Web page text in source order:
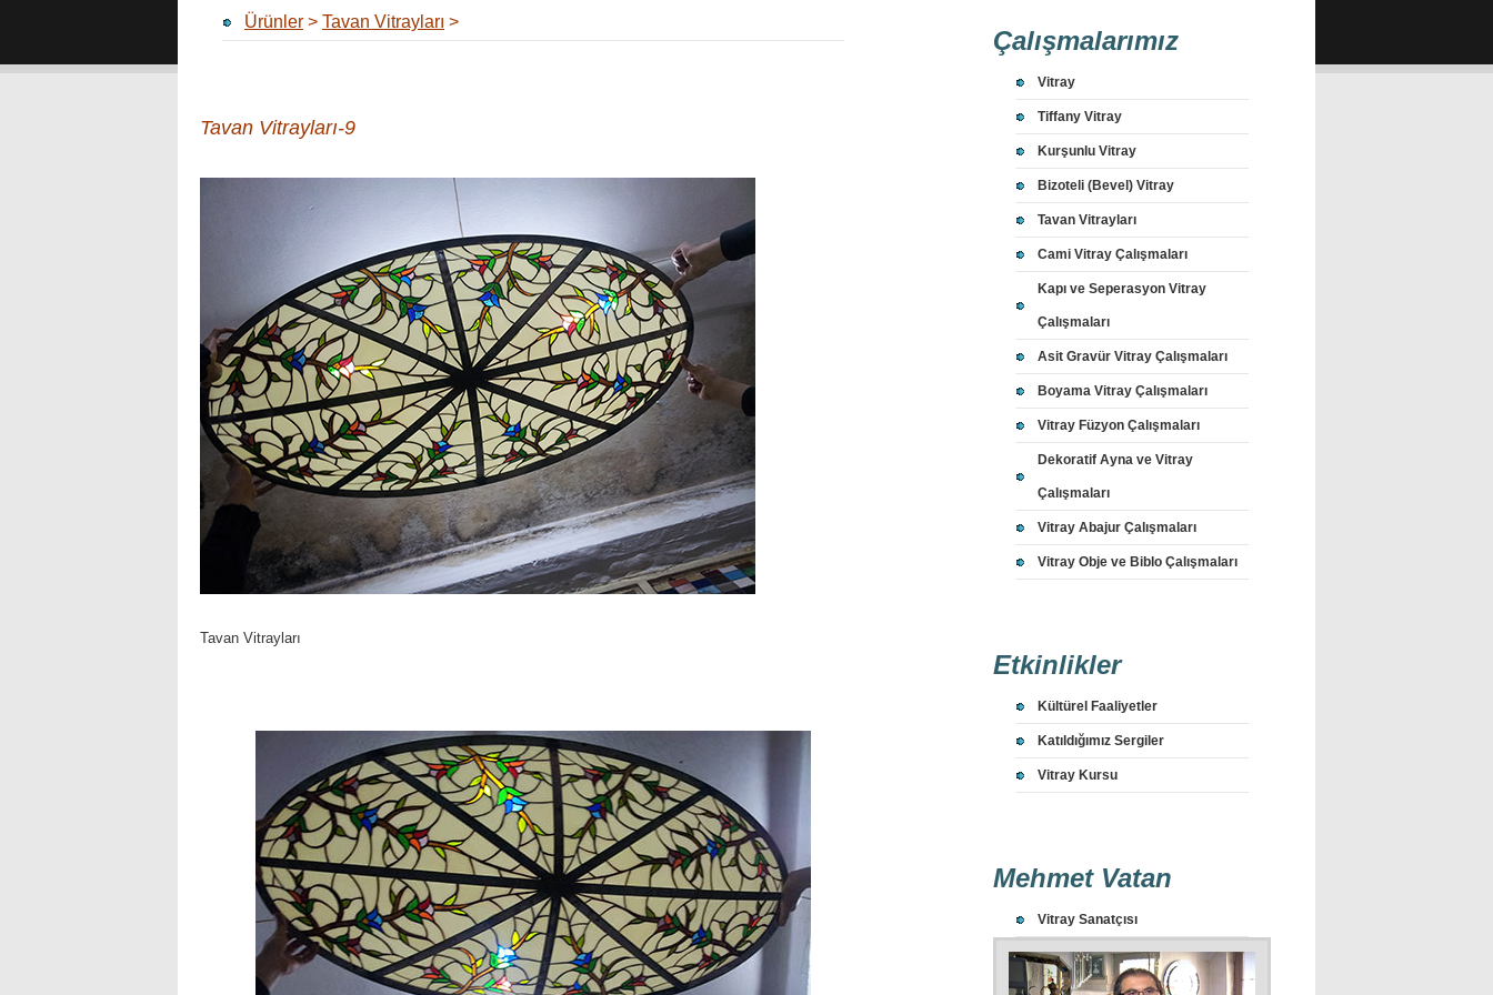
Ürünler > Tavan Vitrayları >
Tavan Vitrayları-9
Tavan Vitrayları
Çalışmalarımız
Vitray
Tiffany Vitray
Kurşunlu Vitray
Bizoteli (Bevel) Vitray
Tavan Vitrayları
Cami Vitray Çalışmaları
Kapı ve Seperasyon Vitray
Çalışmaları
Asit Gravür Vitray Çalışmaları
Boyama Vitray Çalışmaları
Vitray Füzyon Çalışmaları
Dekoratif Ayna ve Vitray
Çalışmaları
Vitray Abajur Çalışmaları
Vitray Obje ve Biblo Çalışmaları
Etkinlikler
Kültürel Faaliyetler
Katıldığımız Sergiler
Vitray Kursu
Mehmet Vatan
Vitray Sanatçısı